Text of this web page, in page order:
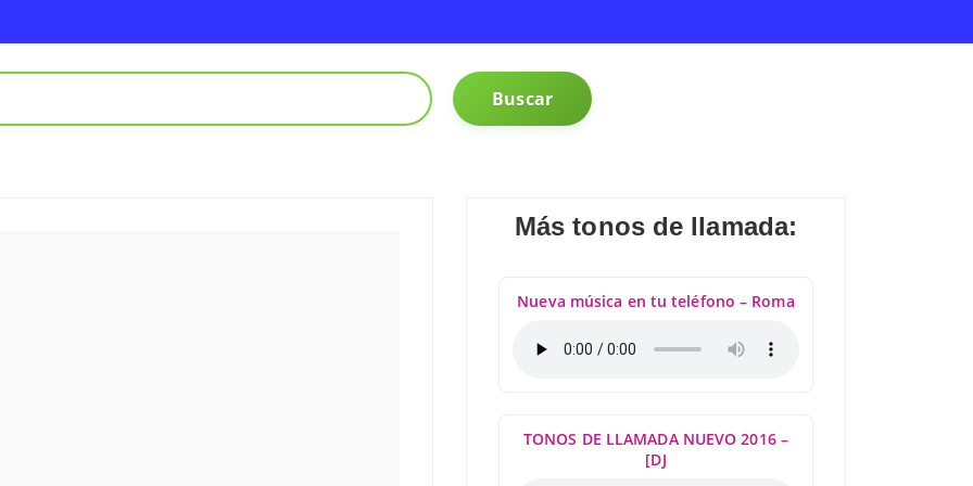
Buscar
Más tonos de llamada:
Nueva música en tu teléfono – Roma
TONOS DE LLAMADA NUEVO 2016 –
[DJ